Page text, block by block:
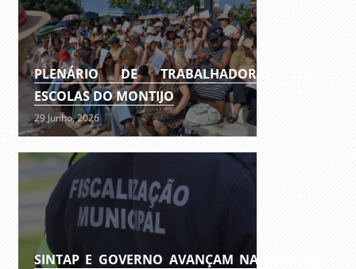
PLENÁRIO DE TRABALHADORES DAS
ESCOLAS DO MONTIJO
29 Junho, 2026
SINTAP E GOVERNO AVANÇAM NA REVISÃO